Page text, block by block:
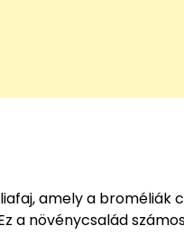
amely a broméliák
a növénycsalád